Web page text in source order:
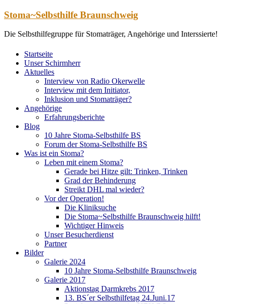
Zum
springen
Stoma~Selbsthilfe Braunschweig
Die Selbsthilfegruppe für Stomaträger, Angehörige und Interssierte!
Startseite
Unser Schirmherr
Aktuelles
Interview von Radio Okerwelle
Interview mit dem Initiator,
Inklusion und Stomaträger?
Angehörige
Erfahrungsberichte
Blog
10 Jahre Stoma-Selbsthilfe BS
Forum der Stoma-Selbsthilfe BS
Was ist ein Stoma?
Leben mit einem Stoma?
Gerade bei Hitze gilt: Trinken, Trinken
Grad der Behinderung
Streikt DHL mal wieder?
Vor der Operation!
Die Kliniksuche
Die Stoma~Selbsthilfe Braunschweig hilft!
Wichtiger Hinweis
Unser Besucherdienst
Partner
Bilder
Galerie 2024
10 Jahre Stoma-Selbsthilfe Braunschweig
Galerie 2017
Aktionstag Darmkrebs 2017
13. BS´er Selbsthilfetag 24.Juni.17